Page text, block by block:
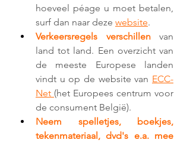
hoeveel péage u moet betalen,
surf dan naar deze website.
Verkeersregels verschillen van
land tot land. Een overzicht van
de meeste Europese landen
vindt u op de website van ECC-
Net (het Europees centrum voor
de consument België).
Neem spelletjes, boekjes,